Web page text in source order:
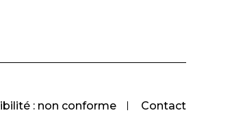
: non conforme Contact